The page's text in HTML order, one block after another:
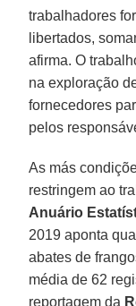
trabalhadores
libertados,
afirma. O
na exploração
fornecedores
pelos
As más
restringem ao
Anuário
2019 aponta
abates de
média de 62
reportagem da